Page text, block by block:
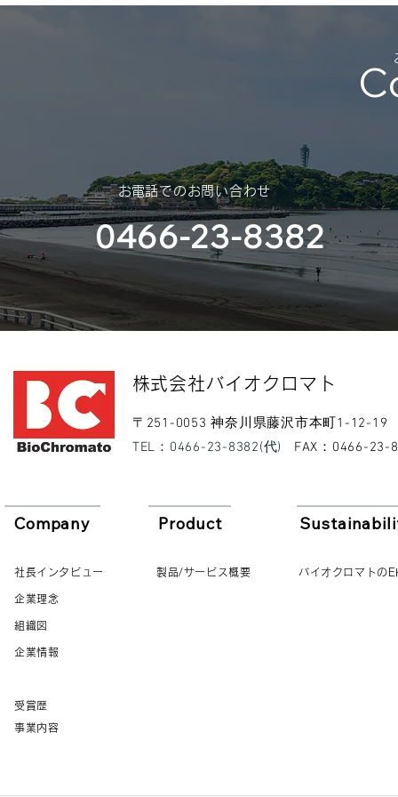
​お電話でのお問い合わせ
0466-23-8382
​株式会社バイオクロマト​
​〒251-0053 神奈川県藤沢市本町1-12-19
​TEL：0466-23-8382(代)
​FAX：0466-23-
Company
社長インタビュー
企業理念
組織図
企業情報
受賞歴
Product
製品/サービス概要
事業内容
バイオクロマトの